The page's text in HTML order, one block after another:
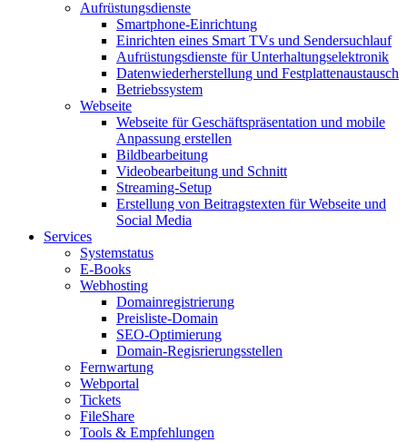
Aufrüstungsdienste
Smartphone-Einrichtung
Einrichten eines Smart TVs und Sendersuchlauf
Aufrüstungsdienste für Unterhaltungselektronik
Datenwiederherstellung und Festplattenaustausch
Betriebssystem
Webseite
Webseite für Geschäftspräsentation und mobile
Anpassung erstellen
Bildbearbeitung
Videobearbeitung und Schnitt
Streaming-Setup
Erstellung von Beitragstexten für Webseite und
Social Media
Services
Systemstatus
E-Books
Webhosting
Domainregistrierung
Preisliste-Domain
SEO-Optimierung
Domain-Regisrierungsstellen
Fernwartung
Webportal
Tickets
FileShare
Tools & Empfehlungen